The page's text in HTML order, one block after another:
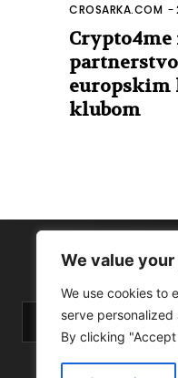
We value
We use cookies to
serve
By clicking
CROSARKA.COM -
europskim
klubom